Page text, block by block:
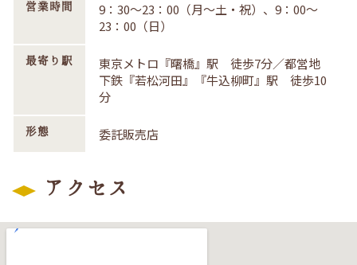
営業時間
9：30～23：00（月～土・祝）、9：00～
23：00（日）
最寄り駅
東京メトロ『曙橋』駅 徒歩7分／都営地
下鉄『若松河田』『牛込柳町』駅 徒歩10
分
形態 委託販売店
アクセス